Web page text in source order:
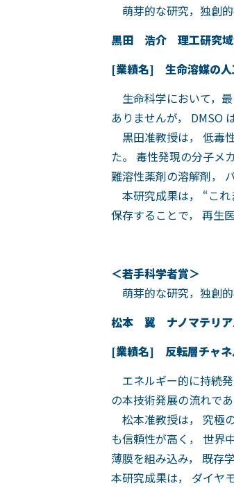
萌芽的な研究，独創
黒田 浩介 理工研
[業績名] 生命溶媒の人
生命科学において，
ありませんが， DMSO
黒田准教授は， 低毒
た。 毒性発現の分子メ
難溶性薬剤の溶解剤，
本研究成果は， “これ
保存することで， 再生
＜若手科学者賞＞
萌芽的な研究，独創
松本 翼 ナノマテ
[業績名] 反転層チャネ
エネルギー的に持続
の本技術発展の流れで
松本准教授は， 究極
も信頼性が高く， 世界
薄膜を組み込み， 既存
本研究成果は， ダイヤ